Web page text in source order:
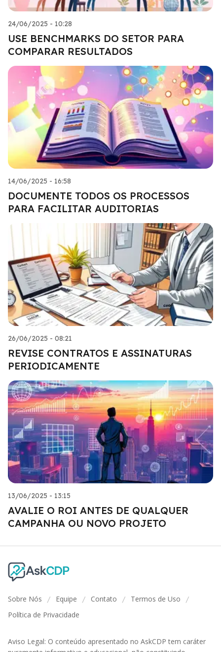
24/06/2025 - 10:28
USE BENCHMARKS DO SETOR PARA
COMPARAR RESULTADOS
14/06/2025 - 16:58
DOCUMENTE TODOS OS PROCESSOS
PARA FACILITAR AUDITORIAS
26/06/2025 - 08:21
REVISE CONTRATOS E ASSINATURAS
PERIODICAMENTE
13/06/2025 - 13:15
AVALIE O ROI ANTES DE QUALQUER
CAMPANHA OU NOVO PROJETO
Sobre Nós / Equipe / Contato / Termos de Uso /
Política de Privacidade
Aviso Legal: O conteúdo apresentado no AskCDP tem caráter